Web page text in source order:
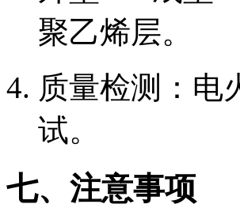
聚乙烯层。
质量检测：电
试。
七、注意事项